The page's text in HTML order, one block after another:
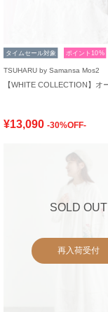
タイムセール対象 ポイント10%
TSUHARU by Samansa Mos2
¥13,090 -30%OFF-
SOLD OUT
再入荷受付